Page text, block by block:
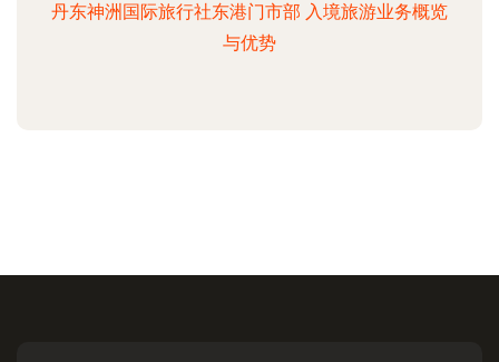
丹东神洲国际旅行社东港门市部 入境旅游业务概览
与优势